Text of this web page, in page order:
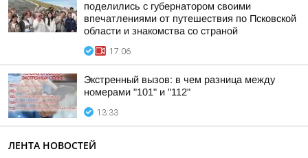
поделились с губернатором своими
впечатлениями от путешествия по Псковской
области и знакомства со страной
17:06
Экстренный вызов: в чем разница между
номерами "101" и "112"
13:33
ЛЕНТА НОВОСТЕЙ